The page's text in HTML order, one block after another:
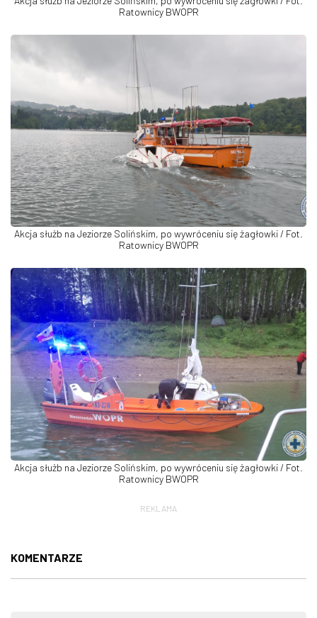
Ratownicy BWOPR
Akcja służb na Jeziorze Solińskim, po wywróceniu się żagłowki / Fot.
Ratownicy BWOPR
Akcja służb na Jeziorze Solińskim, po wywróceniu się żagłowki / Fot.
Ratownicy BWOPR
REKLAMA
KOMENTARZE